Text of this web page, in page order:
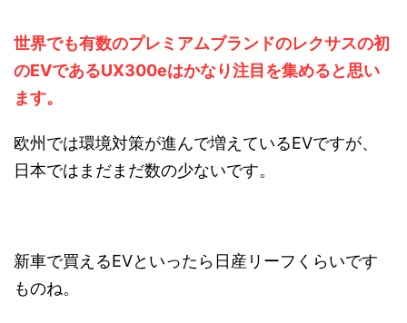
世界でも有数のプレミアムブランドのレクサスの初
のEVであるUX300eはかなり注目を集めると思い
ます。
欧州では環境対策が進んで増えているEVですが、
日本ではまだまだ数の少ないです。
新車で買えるEVといったら日産リーフくらいです
ものね。